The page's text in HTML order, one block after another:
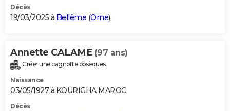
Décès
19/03/2025 à Bellême (Orne)
Annette CALAME (97 ans)
Créer une cagnotte obsèques
Naissance
03/05/1927 à KOURIGHA MAROC
Décès